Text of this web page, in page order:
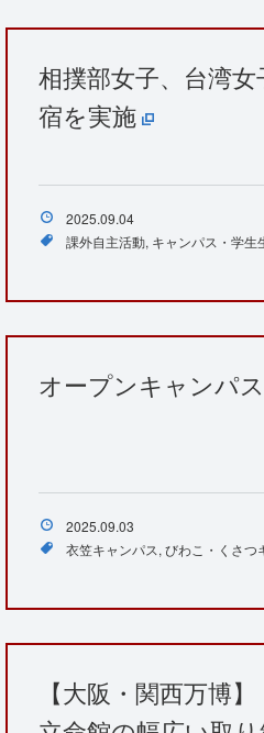
相撲部女子、台湾
宿を実施
2025.09.04
課外自主活動 キャンパス・学生
オープンキャンパ
2025.09.03
衣笠キャンパス びわこ・くさつ
【大阪・関西万博